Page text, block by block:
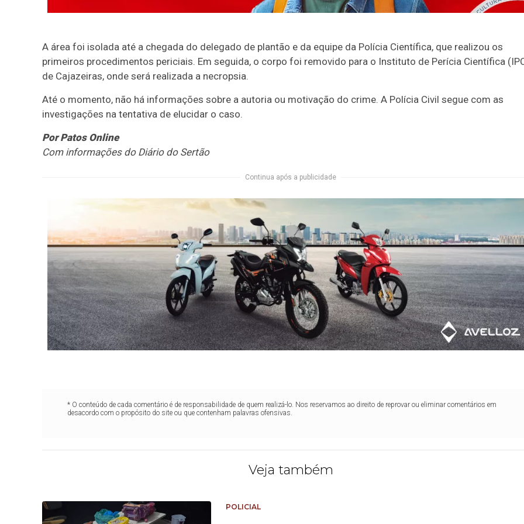
A área foi isolada até a chegada do delegado de plantão e da equipe da Polícia Científica, que realizou os
primeiros procedimentos periciais. Em seguida, o corpo foi removido para o Instituto de Perícia Científica
de Cajazeiras, onde será realizada a necropsia.
Até o momento, não há informações sobre a autoria ou motivação do crime. A Polícia Civil segue com as
investigações na tentativa de elucidar o caso.
Por Patos Online
Com informações do Diário do Sertão
Continua após a publicidade
* O conteúdo de cada comentário é de responsabilidade de quem realizá-lo. Nos reservamos ao direito de reprovar ou eliminar comentários em
desacordo com o propósito do site ou que contenham palavras ofensivas.
Veja também
POLICIAL